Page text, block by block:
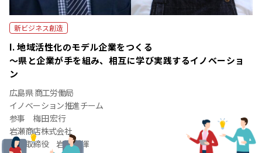
新ビジネス創造
I. 地域活性化のモデル企業をつくる
～県と企業が手を組み、相互に学び実践するイノベーショ
ン
広島県 商工労働局
イノベーション推進チーム
参事 梅田 宏行
岩瀬商店株式会社
代表取締役 岩瀬 茂揮